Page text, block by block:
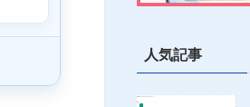
人気記事